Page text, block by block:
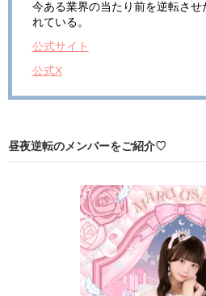
今ある業界の当たり前を逆転させ
れている。
公式サイト
公式X
昼夜逆転のメンバーをご紹介♡